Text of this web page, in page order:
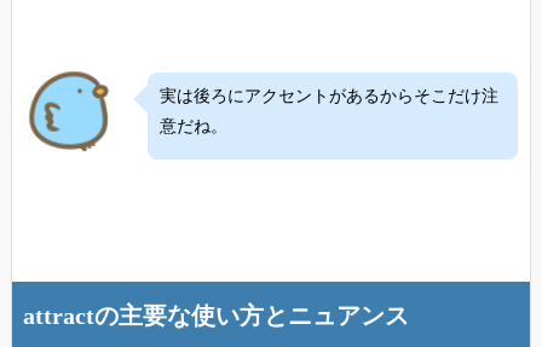
実は後ろにアクセントがあるからそこだけ注
意だね。
attractの主要な使い方とニュアンス